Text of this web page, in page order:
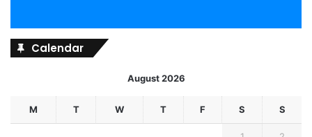
Calendar
August 2026
M T W T F S S